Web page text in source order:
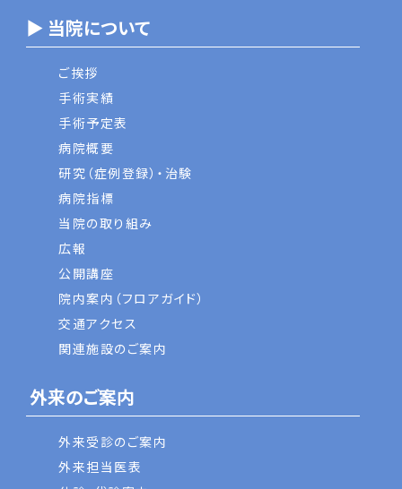
▶ 当院について
ご挨拶
手術実績
手術予定表
病院概要
研究（症例登録）・治験
病院指標
当院の取り組み
広報
公開講座
院内案内（フロアガイド）
交通アクセス
関連施設のご案内
外来のご案内
外来受診のご案内
外来担当医表